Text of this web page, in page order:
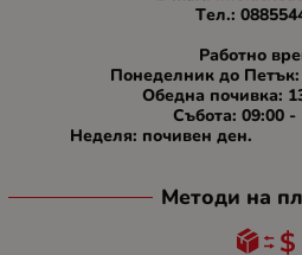
Tел.:
Работно
Понеделник до Петък:
Обедна почивка:
Събота: 09:00 -
Неделя: почивен ден.
Методи на